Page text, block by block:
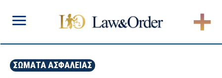
ΣΩΜΑΤΑ ΑΣΦΑΛΕΙΑΣ